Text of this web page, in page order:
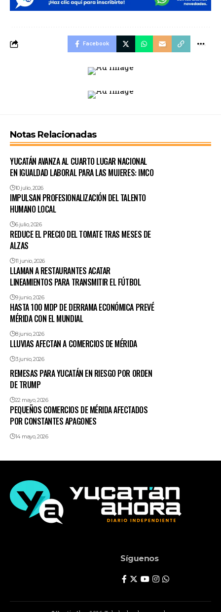
Facebook
Notas Relacionadas
YUCATÁN AVANZA AL CUARTO LUGAR NACIONAL
EN IGUALDAD LABORAL PARA LAS MUJERES: IMCO
10 julio, 2026
IMPULSAN PROFESIONALIZACIÓN DEL TALENTO
HUMANO LOCAL
6 julio, 2026
REDUCE EL PRECIO DEL TOMATE TRAS MESES DE
ALZAS
11 junio, 2026
LLAMAN A RESTAURANTES ACATAR
LINEAMIENTOS PARA TRANSMITIR EL FÚTBOL
9 junio, 2026
HASTA 100 MDP DE DERRAMA ECONÓMICA PREVÉ
MÉRIDA CON EL MUNDIAL
8 junio, 2026
LLUVIAS AFECTAN A COMERCIOS DE MÉRIDA
3 junio, 2026
REMESAS PARA YUCATÁN EN RIESGO POR ORDEN
DE TRUMP
22 mayo, 2026
PEQUEÑOS COMERCIOS DE MÉRIDA AFECTADOS
POR CONSTANTES APAGONES
14 mayo, 2026
Síguenos